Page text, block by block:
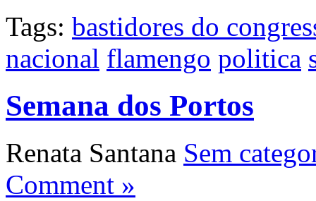
Tags: bastidores do
nacional flamengo politica
Semana dos Portos
Renata Santana Sem
Comment »